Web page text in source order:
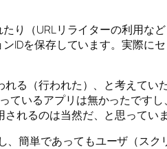
り（URLリライターの利用な
IDを保存しています。実際に
る（行われた）、と考えてい
いるアプリは無かったです
れるのは当然だ、と思っていま
簡単であってもユーザ（スク